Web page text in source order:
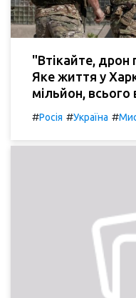
"Втікайте, дрон
Яке життя у
мільйон, всього
#Росія #Україна #